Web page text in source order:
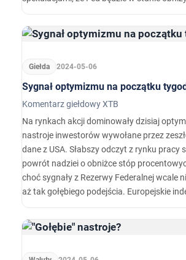
pokłosie ubiegłotygodniowych wydarzeń
FOMC) ale również solidnych wyników
Giełda 2024-05-06
Sygnał optymizmu na początku
Komentarz giełdowy XTB
Na rynkach akcji dominowały dzisiaj
nastroje inwestorów wywołane przez
dane z USA. Słabszy odczyt z rynku pracy
powrót nadziei o obniżce stóp
choć sygnały z Rezerwy Federalnej wcale
aż tak gołębiego podejścia. Europejskie
0,87%, FTSE 100 0,51%, a największym
dzisiejszej sesji jest polski WIG, który